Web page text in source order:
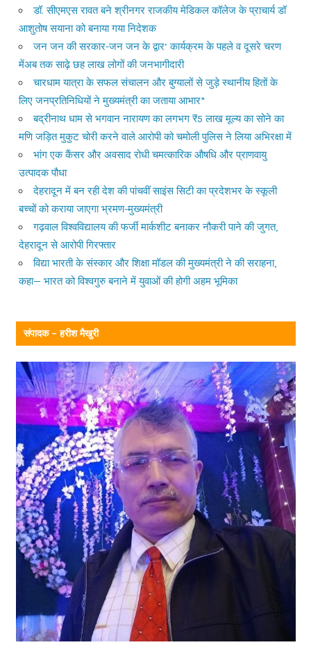
डॉ. सीएमएस रावत बने श्रीनगर राजकीय मेडिकल कॉलेज के प्राचार्य डॉ
आशुतोष सयाना को बनाया गया निदेशक
जन जन की सरकार-जन जन के द्वार’ कार्यक्रम के पहले व दूसरे चरण
मेंअब तक साढ़े छह लाख लोगों की जनभागीदारी
चारधाम यात्रा के सफल संचालन और बुग्यालों से जुड़े स्थानीय हितों के
लिए जनप्रतिनिधियों ने मुख्यमंत्री का जताया आभार*
बद्रीनाथ धाम से भगवान नारायण का लगभग ₹5 लाख मूल्य का सोने का
मणि जड़ित मुकुट चोरी करने वाले आरोपी को चमोली पुलिस ने लिया अभिरक्षा में
भांग एक कैंसर और अवसाद रोधी चमत्कारिक औषधि और प्राणवायु
उत्पादक पौधा
देहरादून में बन रही देश की पांचवीं साइंस सिटी का प्रदेशभर के स्कूली
बच्चों को कराया जाएगा भ्रमण-मुख्यमंत्री
गढ़वाल विश्वविद्यालय की फर्जी मार्कशीट बनाकर नौकरी पाने की जुगत,
देहरादून से आरोपी गिरफ्तार
विद्या भारती के संस्कार और शिक्षा मॉडल की मुख्यमंत्री ने की सराहना,
कहा— भारत को विश्वगुरु बनाने में युवाओं की होगी अहम भूमिका
संपादक – हरीश मैखुरी